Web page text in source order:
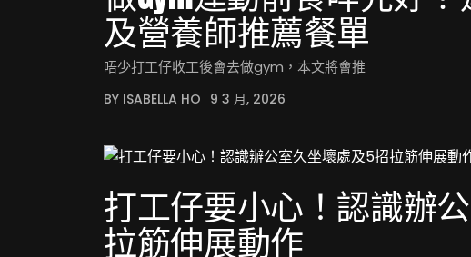
及營養師推薦餐單
唔少打工仔收工後會去做gym，本文將會推
BY ISABELLA HO 9 3 月, 2026
打工仔要小心！認識辦
拉筋伸展動作